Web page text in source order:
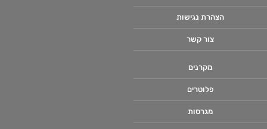
הצהרת נגישות
צור קשר
מקרנים
פלוטרים
מגרסות